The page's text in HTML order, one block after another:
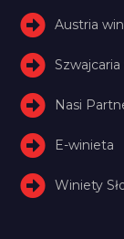
Austria
Nasi
E-winieta
Winiety